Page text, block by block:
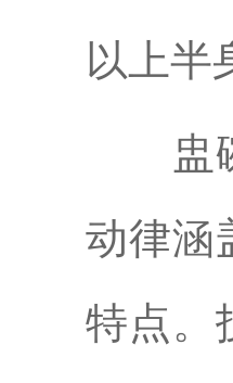
以上半
盅碗
动律涵
特点。